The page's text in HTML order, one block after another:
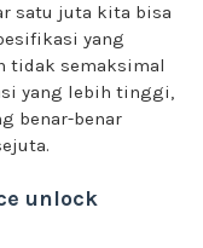
satu juta kita bisa
yang
tidak semaksimal
yang lebih tinggi,
benar-benar
unlock